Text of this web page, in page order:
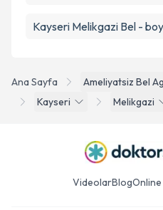
Ana Sayfa
Ameliyatsiz Bel
Kayseri
Melikgazi
Kayseri Melikgazi Bel -
VideolarBlog